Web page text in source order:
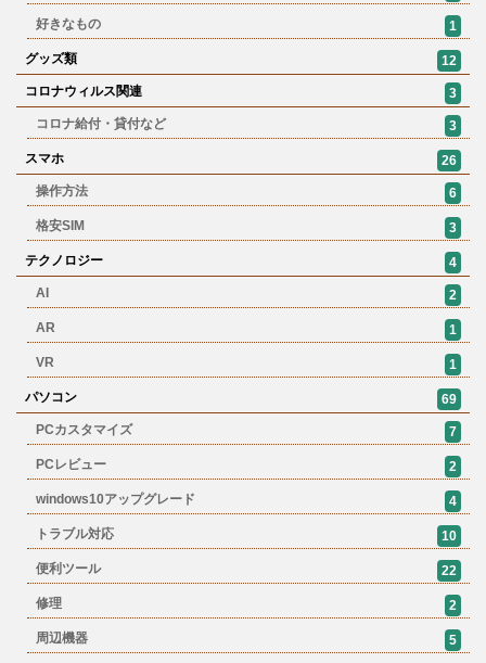
好きなもの 1
グッズ類
12
コロナウィルス関連
3
コロナ給付・貸付など
3
スマホ
26
操作方法
6
格安SIM 3
テクノロジー
4
AI
2
AR 1
VR 1
パソコン
69
PCカスタマイズ
7
PCレビュー 2
windows10アップグレード 4
トラブル対応 10
便利ツール 22
修理 2
周辺機器 5